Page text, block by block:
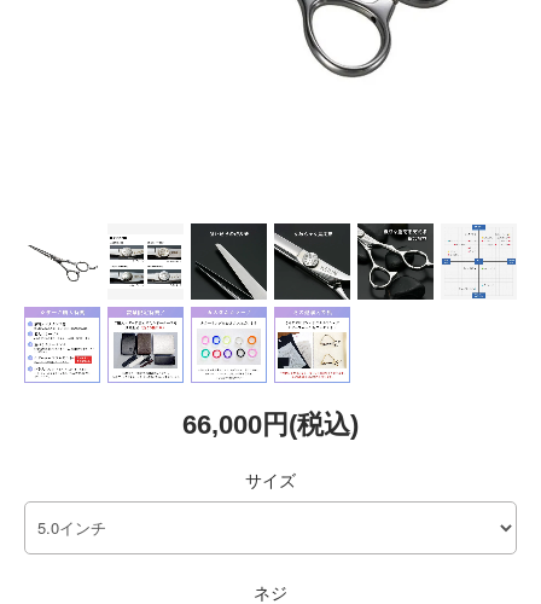
66,000円(税込)
サイズ
ネジ